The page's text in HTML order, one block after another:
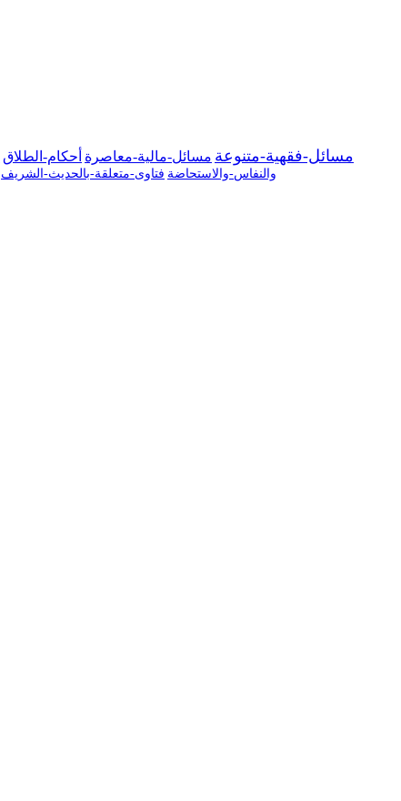
مسائل-فقهية-متنوعة مسائل-مالية-معاصرة أحكام-الطلاق
والنفاس-والاستحاضة فتاوى-متعلقة-بالحديث-الشريف